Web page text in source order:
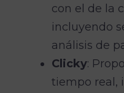
con el de la
incluyendo
análisis de
Clicky:
tiempo real,